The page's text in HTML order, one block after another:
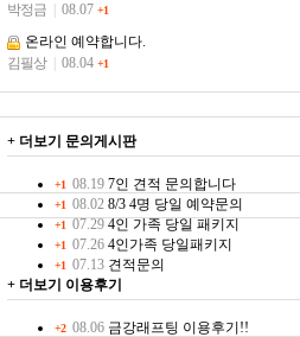
박정금
08.07 +1
온라인 예약합니다.
김필상
08.04 +1
+ 더보기 문의게시판
+1 08.19 7인 견적 문의합니다
+1 08.02 8/3 4명 당일 예약문의
+1 07.29 4인 가족 당일 패키지
+1 07.26 4인가족 당일패키지
+1 07.13 견적문의
+ 더보기
이용후기
+2 08.06 금강래프팅 이용후기!!